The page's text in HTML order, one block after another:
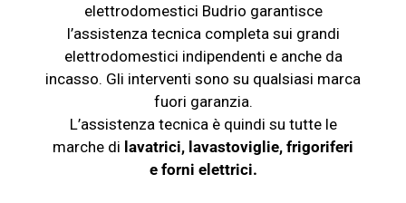
elettrodomestici Budrio garantisce
l’assistenza tecnica completa sui grandi
elettrodomestici indipendenti e anche da
incasso. Gli interventi sono su qualsiasi marca
fuori garanzia.
L’assistenza tecnica è quindi su tutte le
marche di lavatrici, lavastoviglie, frigoriferi
e forni elettrici.